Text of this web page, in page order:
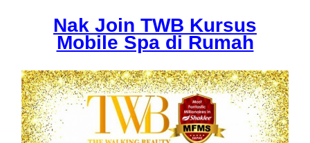
Nak Join TWB Kursus
Mobile Spa di Rumah